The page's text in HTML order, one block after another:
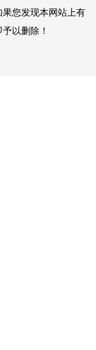
您发现本网站上有
以删除！